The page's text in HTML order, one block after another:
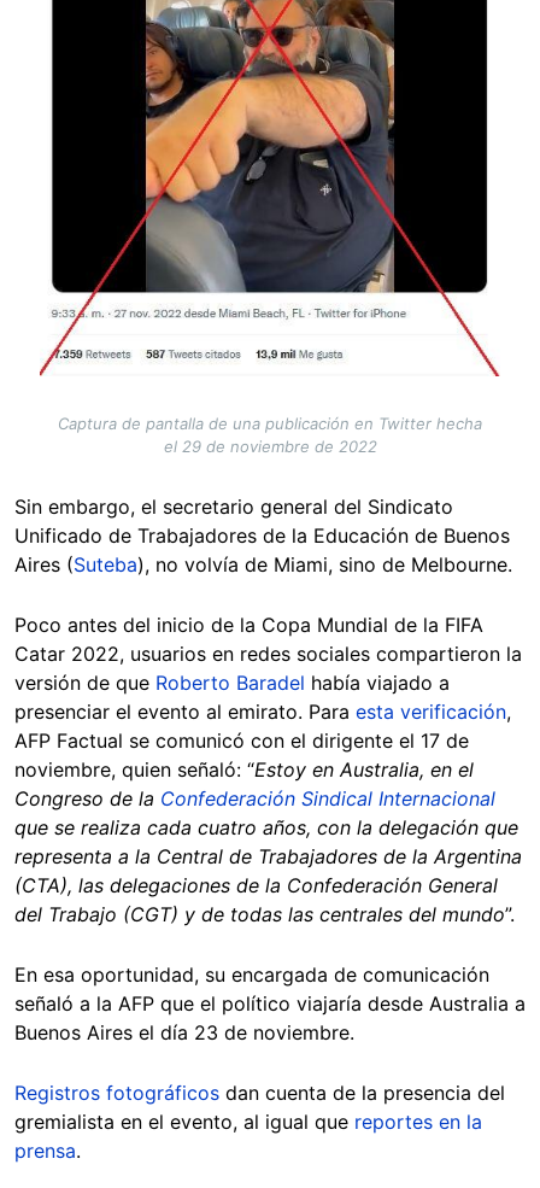
Captura de pantalla de una publicación en Twitter hecha
el 29 de noviembre de 2022
Sin embargo, el secretario general del Sindicato
Unificado de Trabajadores de la Educación de Buenos
Aires (Suteba), no volvía de Miami, sino de Melbourne.
Poco antes del inicio de la Copa Mundial de la FIFA
Catar 2022, usuarios en redes sociales compartieron la
versión de que Roberto Baradel había viajado a
presenciar el evento al emirato. Para esta verificación,
AFP Factual se comunicó con el dirigente el 17 de
noviembre, quien señaló: “Estoy en Australia, en el
Congreso de la Confederación Sindical Internacional
que se realiza cada cuatro años, con la delegación que
representa a la Central de Trabajadores de la Argentina
(CTA), las delegaciones de la Confederación General
del Trabajo (CGT) y de todas las centrales del mundo”.
En esa oportunidad, su encargada de comunicación
señaló a la AFP que el político viajaría desde Australia a
Buenos Aires el día 23 de noviembre.
Registros fotográficos dan cuenta de la presencia del
gremialista en el evento, al igual que reportes en la
prensa.